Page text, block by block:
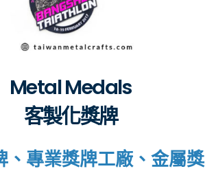
Metal Medals
客製化獎牌
、專業獎牌工廠、金屬獎